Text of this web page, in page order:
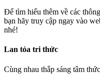
Để tìm hiểu thêm về các
bạn hãy truy cập ngay vào
nhé!
Lan tỏa tri thức
Cùng nhau thắp sáng tâm